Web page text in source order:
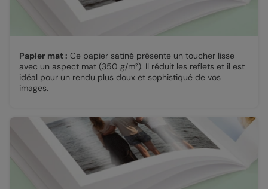
Papier mat : Ce papier satiné présente un toucher lisse
avec un aspect mat (350 g/m²). Il réduit les reflets et il est
idéal pour un rendu plus doux et sophistiqué de vos
images.